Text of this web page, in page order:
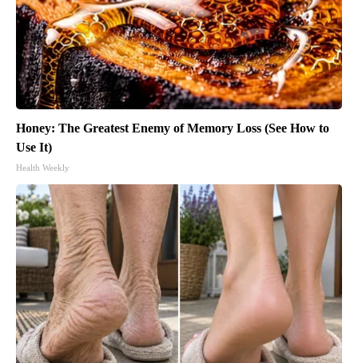
Honey: The Greatest Enemy of Memory Loss (See How to
Use It)
Health Weekly